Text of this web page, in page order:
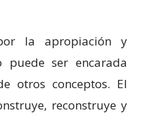
la apropiación y
puede ser encarada
otros conceptos. El
reconstruye y